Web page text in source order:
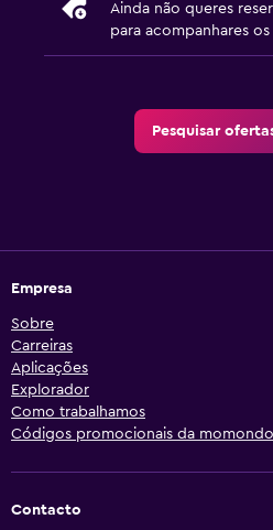
Ainda não queres
para acompanhares
Pesquisar
Empresa
Sobre
Carreiras
Aplicações
Explorador
Como trabalhamos
Códigos promocionais da momondo
Contacto